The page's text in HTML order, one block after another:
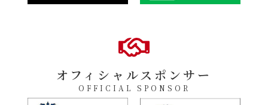
オフィシャルスポンサー
OFFICIAL SPONSOR